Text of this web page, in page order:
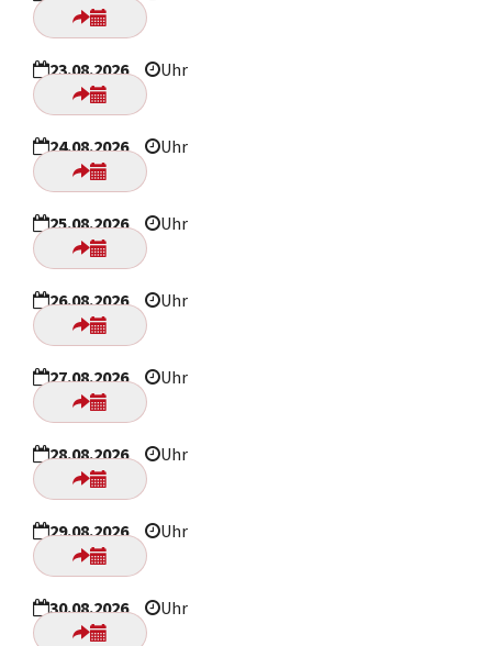
23.08.2026 Uhr
24.08.2026 Uhr
25.08.2026 Uhr
26.08.2026 Uhr
27.08.2026 Uhr
28.08.2026 Uhr
29.08.2026 Uhr
30.08.2026 Uhr